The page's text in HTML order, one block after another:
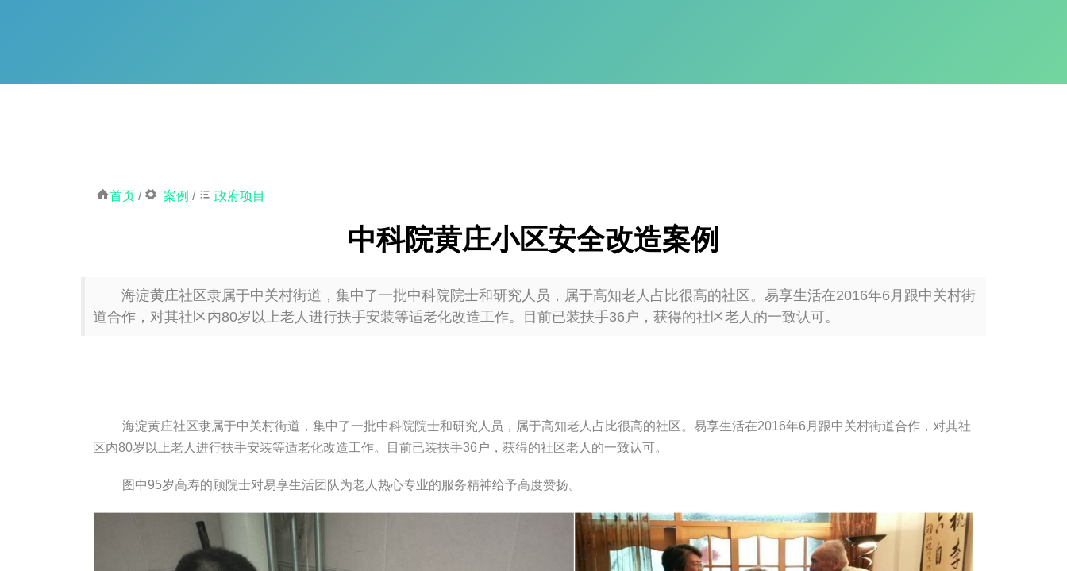
首页 / 案例 / 政府项目
中科院黄庄小区安全改造案例
海淀黄庄社区隶属于中关村街道，集中了一批中科院院士和研究人员，属于高知老人占比很高的社区。易享生活在2016年6月跟中关村街
道合作，对其社区内80岁以上老人进行扶手安装等适老化改造工作。目前已装扶手36户，获得的社区老人的一致认可。
海淀黄庄社区隶属于中关村街道，集中了一批中科院院士和研究人员，属于高知老人占比很高的社区。易享生活在2016年6月跟中关村街道合作，对其社
区内80岁以上老人进行扶手安装等适老化改造工作。目前已装扶手36户，获得的社区老人的一致认可。
图中95岁高寿的顾院士对易享生活团队为老人热心专业的服务精神给予高度赞扬。